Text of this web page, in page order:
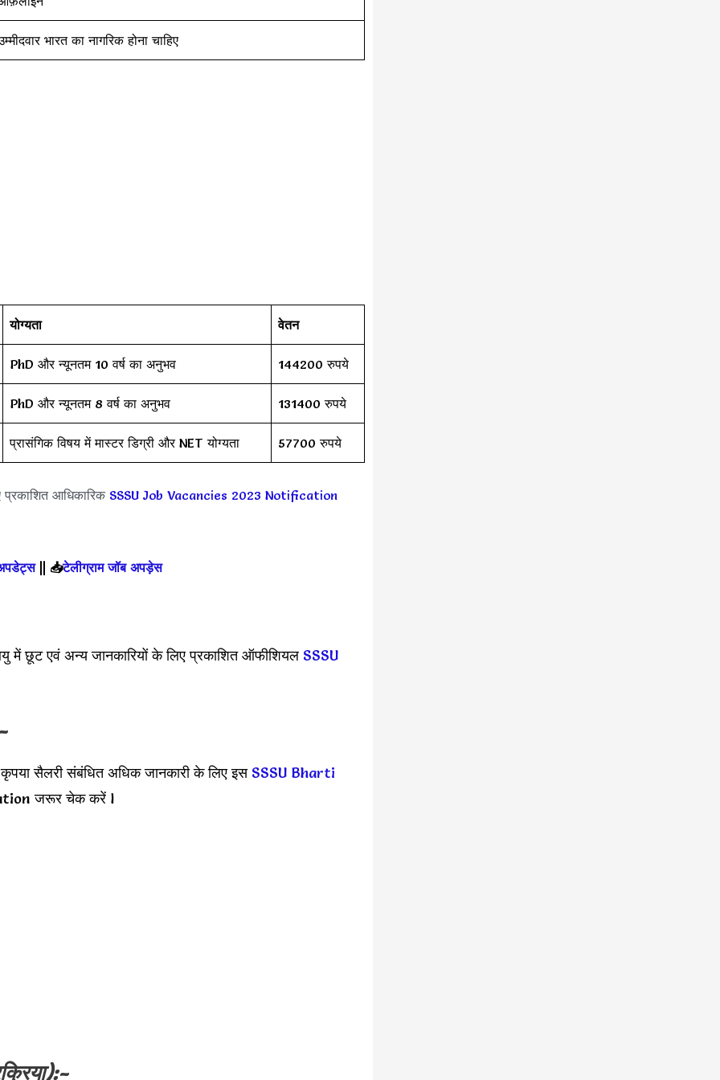
भारत का नागरिक होना चाहिए
योग्यता वेतन
PhD और न्यूनतम 10 वर्ष का अनुभव 144200 रुपये
PhD और न्यूनतम 8 वर्ष का अनुभव 131400 रुपये
प्रासंगिक विषय में मास्टर डिग्री और NET योग्यता 57700 रुपये
आधिकारिक SSSU Job Vacancies 2023 Notification
|| 📥टेलीग्राम जॉब अपड़ेस
में छूट एवं अन्य जानकारियों के लिए प्रकाशित ऑफीशियल SSSU
सैलरी संबंधित अधिक जानकारी के लिए इस SSSU Bharti
जरूर चेक करें l